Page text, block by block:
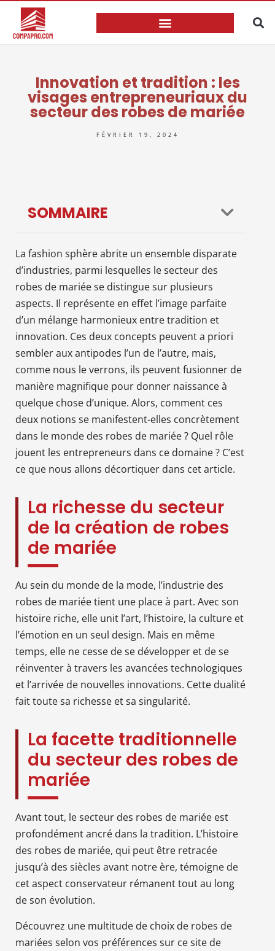
Innovation et tradition : les
visages entrepreneuriaux du
secteur des robes de mariée
FÉVRIER 19, 2024
SOMMAIRE
La fashion sphère abrite un ensemble disparate
d’industries, parmi lesquelles le secteur des
robes de mariée se distingue sur plusieurs
aspects. Il représente en effet l’image parfaite
d’un mélange harmonieux entre tradition et
innovation. Ces deux concepts peuvent a priori
sembler aux antipodes l’un de l’autre, mais,
comme nous le verrons, ils peuvent fusionner de
manière magnifique pour donner naissance à
quelque chose d’unique. Alors, comment ces
deux notions se manifestent-elles concrètement
dans le monde des robes de mariée ? Quel rôle
jouent les entrepreneurs dans ce domaine ? C’est
ce que nous allons décortiquer dans cet article.
La richesse du secteur
de la création de robes
de mariée
Au sein du monde de la mode, l’industrie des
robes de mariée tient une place à part. Avec son
histoire riche, elle unit l’art, l’histoire, la culture et
l’émotion en un seul design. Mais en même
temps, elle ne cesse de se développer et de se
réinventer à travers les avancées technologiques
et l’arrivée de nouvelles innovations. Cette dualité
fait toute sa richesse et sa singularité.
La facette traditionnelle
du secteur des robes de
mariée
Avant tout, le secteur des robes de mariée est
profondément ancré dans la tradition. L’histoire
des robes de mariée, qui peut être retracée
jusqu’à des siècles avant notre ère, témoigne de
cet aspect conservateur rémanent tout au long
de son évolution.
Découvrez une multitude de choix de robes de
mariées selon vos préférences sur ce site de